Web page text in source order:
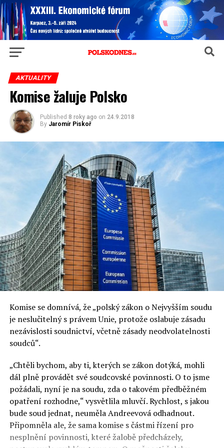
AKTUALITY
Komise žaluje Polsko
Published 8 roky ago on 24.9.2018
By Jaromír Piskoř
Komise se domnívá, že „polský zákon o Nejvyšším soudu
je neslučitelný s právem Unie, protože oslabuje zásadu
nezávislosti soudnictví, včetně zásady neodvolatelnosti
soudců“.
„Chtěli bychom, aby ti, kterých se zákon dotýká, mohli
dál plně provádět své soudcovské povinnosti. O to jsme
požádali, nyní je na soudu, zda o takovém předběžném
opatření rozhodne,“ vysvětlila mluvčí. Rychlost, s jakou
bude soud jednat, neuměla Andreevová odhadnout.
Připomněla ale, že sama komise s částmi řízení pro
nesplnění povinnosti, které žalobě předcházely,